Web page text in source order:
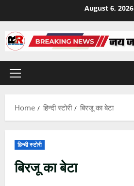
content
August 6, 2026
Primary
Home हिन्दी स्टोरी बिरजू का बेटा
हिन्दी स्टोरी
बिरजू का बेटा